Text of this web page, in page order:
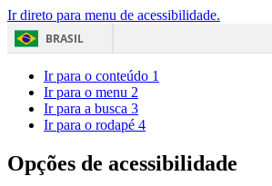
Ir direto para menu de acessibilidade.
BRASIL
Acesso
Ir para o conteúdo 1
Ir para o menu 2
Ir para a busca 3
Ir para o rodapé 4
Opções de acessibilidade